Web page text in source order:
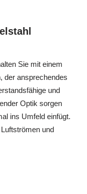
Sie mit einem
der ansprechendes
und
Optik sorgen
ins Umfeld einfügt.
und